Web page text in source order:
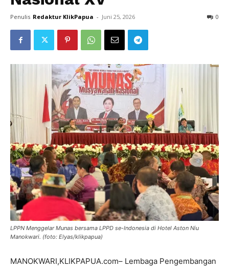
Penulis Redaktur KlikPapua - Juni 25, 2026 0
LPPN Menggelar Munas bersama LPPD se-Indonesia di Hotel Aston Niu
Manokwari. (foto: Elyas/klikpapua)
MANOKWARI,KLIKPAPUA.com– Lembaga Pengembangan